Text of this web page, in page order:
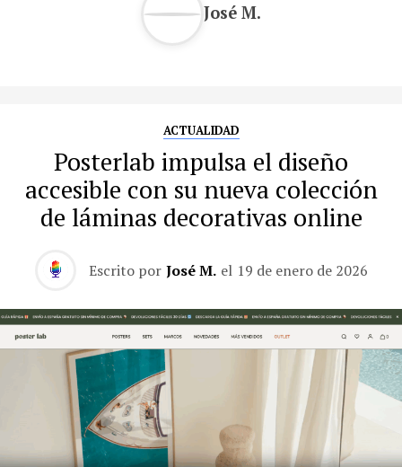
José M.
ACTUALIDAD
Posterlab impulsa el diseño
accesible con su nueva colección
de láminas decorativas online
Escrito por José M. el 19 de enero de 2026